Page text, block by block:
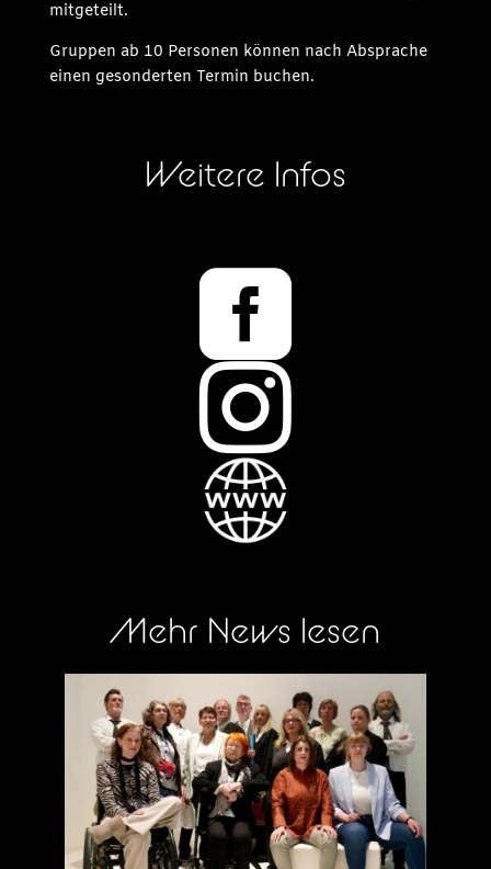
mitgeteilt.
Gruppen ab 10 Personen können nach Absprache
einen gesonderten Termin buchen.
Weitere Infos


Mehr News lesen